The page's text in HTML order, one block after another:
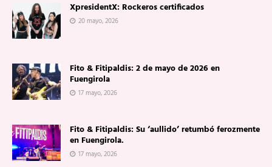
XpresidentX: Rockeros certificados
20 mayo, 2026
Fito & Fitipaldis: 2 de mayo de 2026 en
Fuengirola
17 mayo, 2026
Fito & Fitipaldis: Su ‘aullido’ retumbó ferozmente
en Fuengirola.
17 mayo, 2026